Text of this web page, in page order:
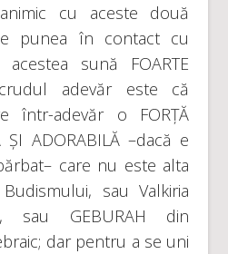
cu aceste două
punea în contact cu
sună FOARTE
adevăr este că
într-adevăr o FORȚĂ
ȘI ADORABILĂ –dacă e
care nu este alta
sau Valkiria
sau GEBURAH din
dar pentru a se uni